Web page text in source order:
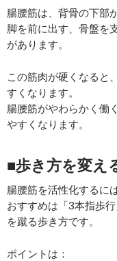
腸腰筋は、背骨の下部
脚を前に出す、骨盤を
があります。
この筋肉が硬くなると
すくなります。
腸腰筋がやわらかく働
やすくなります。
■歩き方を変え
腸腰筋を活性化するに
おすすめは「3本指歩
を蹴る歩き方です。
ポイントは：